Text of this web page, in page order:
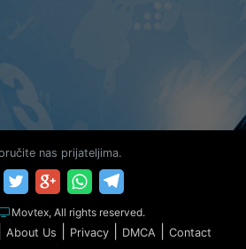
nas prijateljima.
Movtex, All rights reserved.
About Us Privacy DMCA Contact